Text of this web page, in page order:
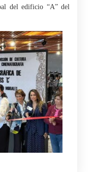
del edificio “A” del